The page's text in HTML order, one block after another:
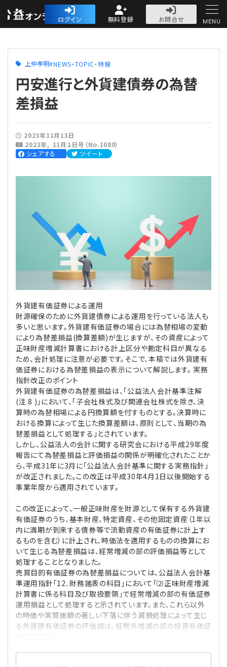
公益・一般法人オ
ログイン 無料登録
お問合せ
人気記事
法人運営
法人運営
評議員会・社員総会
登記関連
定款関連
法改正-法人運営
会計・税務
定期提出書類
税務
インボイス
電子帳簿保存法
法改正-労務
利益相反取引
個人情報
法改正-法務
資産運用
IT
連載
論壇
カレンダー
NEWS・TOPIC・特報
【連載】オピニオンリーダーのnote
【連載】会計相談室
【連載】公益法人運営実務の処方箋
【連載】公益法人会計検定試験一問一答
【連載】公益法人のための「新公益信託」活用戦略
【連載】公益法人制度のリアル
【連載】これからの時代の資産運用
【連載】採用・定着・育成のための人事戦略
【連載】事例に学ぶ立入検査で想定される指摘事項
【連載】シェアコモン200インタビュー
【連載】シェアコモン200 誌上相談室
【連載】実務と税務のポイント
【連載】事務局だよりPLUS
【連載】テーマで紐解く逆引きガイドライン
【連載】悩みと向き合う経営学
【連載】非営利法人AtoZei
【連載】労務管理の歩き方
【連載】AI活用のすすめ
【連載】IT実務一問一答
無料記事
公益・一般法人オンラインとは
登録案内
専門誌一覧
お問合せ
プライバシーポリシー
MENU
上仲孝明 NEWS・TOPIC・特報
円安進行と外貨建債券の為替
差損益
2023年11月13日
2023年
11月１日号（No.1080）
シェアする
ツイート
外貨建有価証券による運用
財源確保のために外貨建債券による運用を行っている法人も
多いと思います。外貨建有価証券の場合には為替相場の変動
により為替差損益(換算差額)が生じますが、その資産によって
正味財産増減計算書における計上区分や勘定科目が異なる
ため、会計処理に注意が必要です。そこで、本稿では外貨建有
価証券における為替差損益の表示について解説します。 実務
指針改正のポイント
外貨建有価証券の為替差損益は、「公益法人会計基準注解
(注 8 )」において、「子会社株式及び関連会社株式を除き、決
算時の為替相場による円換算額を付すものとする。決算時に
おける換算によって生じた換算差額は、原則として、当期の為
替差損益として処理する」とされています。
しかし、公益法人の会計に関する研究会における平成29年度
報告にて為替差損益と評価損益の関係が明確化されたことか
ら、平成31年に3月に「公益法人会計基準に関する実務指針」
が改正されました。この改正は平成30年4月1日以後開始する
事業年度から適用されています。
この改正によって、一般正味財産を財源として保有する外貨建
有価証券のうち、基本財産、特定資産、その他固定資産（1年以
内に満期が到来する債券等で流動資産の有価証券に計上す
るものを含む）に計上され、時価法を適用するものの換算にお
いて生じる為替差損益は、経常増減の部の評価損益等として
処理することとなりました。
売買目的有価証券の為替差損益については、公益法人会計基
準運用指針「12．財務諸表の科目」において「⑵正味財産増減
計算書に係る科目及び取扱要領」で経常増減の部の有価証券
運用損益として処理すると示されています。また、これら以外
の時価や実質価額の著しい下落に伴う減損処理によって生じ
る外貨建有価証券の評価損は、経常外増減の部の投資有価証